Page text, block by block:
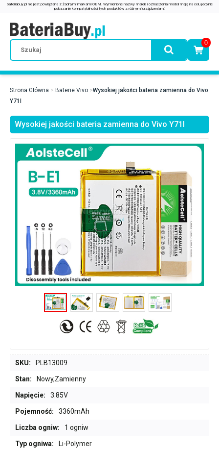
0
Strona Główna Baterie Vivo
Wysokiej jakości bateria zamienna do Vivo
Y71I
Wysokiej jakości bateria zamienna do Vivo Y71I
SKU: PLB13009
Stan: Nowy,Zamienny
Napięcie: 3.85V
Pojemność: 3360mAh
Liczba ogniw: 1 ogniw
Typ ogniwa: Li-Polymer